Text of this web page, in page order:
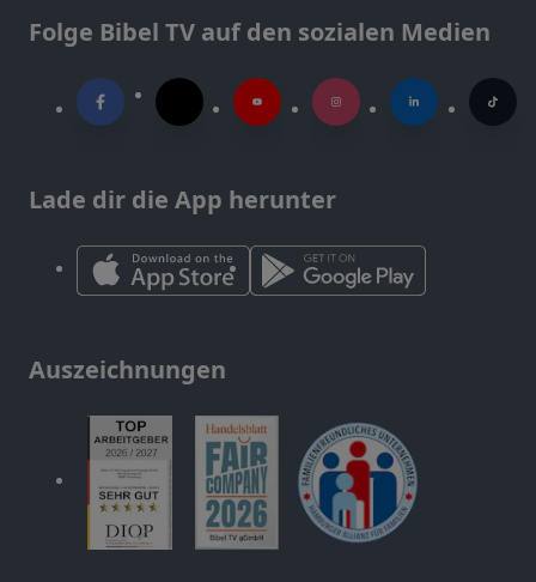
Folge Bibel TV auf den sozialen Medien
Lade dir die App herunter
Auszeichnungen